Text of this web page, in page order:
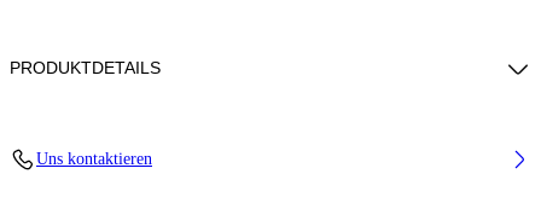
PRODUKTDETAILS
65% Rubber, 35% Bovine Leather
Uns kontaktieren